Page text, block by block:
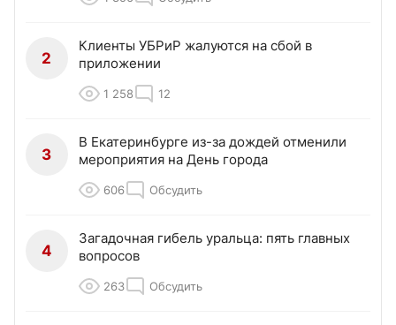
2
Клиенты УБРиР жалуются на сбой в
приложении
1 258 12
3
В Екатеринбурге из-за дождей отменили
мероприятия на День города
606 Обсудить
4
Загадочная гибель уральца: пять главных
вопросов
263 Обсудить